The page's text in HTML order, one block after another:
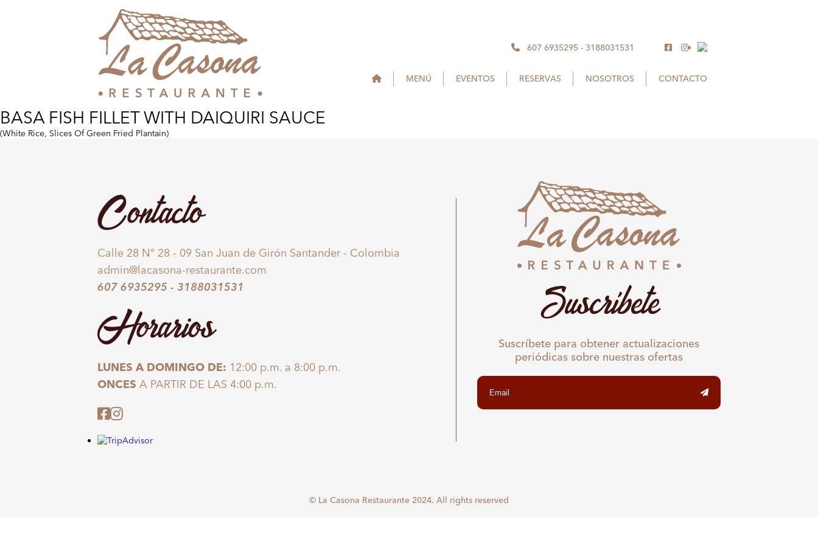
607 6935295 - 3188031531
MENÚ EVENTOS RESERVAS NOSOTROS CONTACTO
BASA FISH FILLET WITH DAIQUIRI SAUCE
(White Rice, Slices Of Green Fried Plantain)
Contacto
Calle 28 N° 28 - 09 San Juan de Girón Santander - Colombia
admin@lacasona-restaurante.com
607 6935295 - 3188031531
Horarios
LUNES A DOMINGO DE: 12:00 p.m. a 8:00 p.m.
ONCES A PARTIR DE LAS 4:00 p.m.
Suscríbete
Suscríbete para obtener actualizaciones
periódicas sobre nuestras ofertas
© La Casona Restaurante 2024. All rights reserved